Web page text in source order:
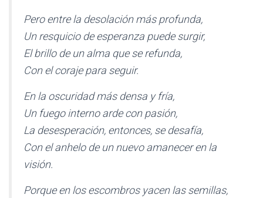
Pero entre la desolación más profunda,
Un resquicio de esperanza puede surgir,
El brillo de un alma que se refunda,
Con el coraje para seguir.
En la oscuridad más densa y fría,
Un fuego interno arde con pasión,
La desesperación, entonces, se desafía,
Con el anhelo de un nuevo amanecer en la
visión.
Porque en los escombros yacen las semillas,